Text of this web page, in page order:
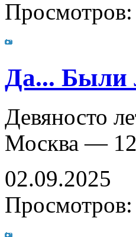
Просмотров:
Да... Были
Девяносто
Москва — 12
02.09.2025
Просмотров: